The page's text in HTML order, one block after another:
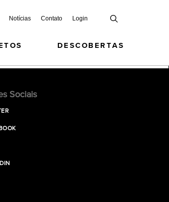
Notícias Contato Login
DESCOBERTAS
Sociais